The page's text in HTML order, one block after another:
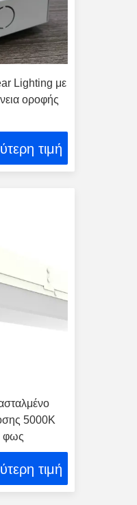
Lighting με
οροφής
τιμή
5000K
φως
τιμή